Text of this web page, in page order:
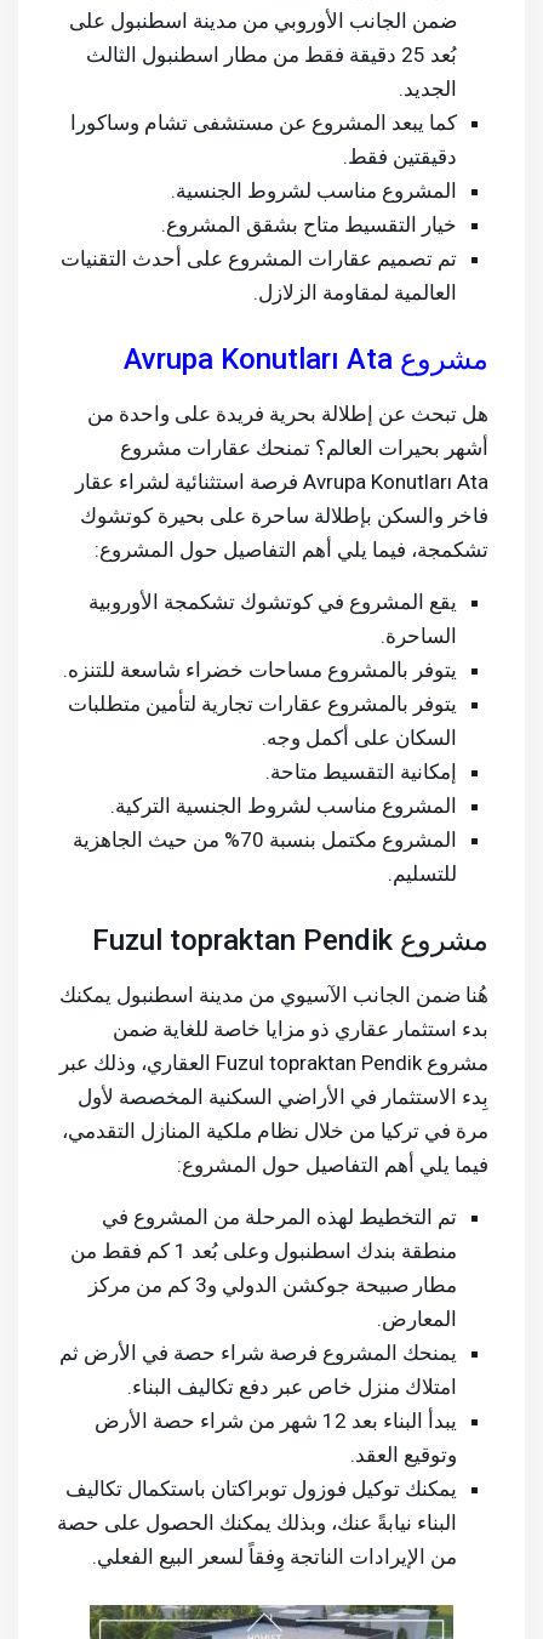
ضمن الجانب الأوروبي من مدينة اسطنبول على
بُعد 25 دقيقة فقط من مطار اسطنبول الثالث
الجديد.
كما يبعد المشروع عن مستشفى تشام وساكورا
دقيقتين فقط.
المشروع مناسب لشروط الجنسية.
خيار التقسيط متاح بشقق المشروع.
تم تصميم عقارات المشروع على أحدث التقنيات
العالمية لمقاومة الزلازل.
مشروع Avrupa Konutları Ata
هل تبحث عن إطلالة بحرية فريدة على واحدة من
أشهر بحيرات العالم؟ تمنحك عقارات مشروع
Avrupa Konutları Ata فرصة استثنائية لشراء عقار
فاخر والسكن بإطلالة ساحرة على بحيرة كوتشوك
تشكمجة، فيما يلي أهم التفاصيل حول المشروع:
يقع المشروع في كوتشوك تشكمجة الأوروبية
الساحرة.
يتوفر بالمشروع مساحات خضراء شاسعة للتنزه.
يتوفر بالمشروع عقارات تجارية لتأمين متطلبات
السكان على أكمل وجه.
إمكانية التقسيط متاحة.
المشروع مناسب لشروط الجنسية التركية.
المشروع مكتمل بنسبة 70% من حيث الجاهزية
للتسليم.
مشروع Fuzul topraktan Pendik
هُنا ضمن الجانب الآسيوي من مدينة اسطنبول يمكنك
بدء استثمار عقاري ذو مزايا خاصة للغاية ضمن
مشروع Fuzul topraktan Pendik العقاري، وذلك عبر
بِدء الاستثمار في الأراضي السكنية المخصصة لأول
مرة في تركيا من خلال نظام ملكية المنازل التقدمي،
فيما يلي أهم التفاصيل حول المشروع:
تم التخطيط لهذه المرحلة من المشروع في
منطقة بندك اسطنبول وعلى بُعد 1 كم فقط من
مطار صبيحة جوكشن الدولي و3 كم من مركز
المعارض.
يمنحك المشروع فرصة شراء حصة في الأرض ثم
امتلاك منزل خاص عبر دفع تكاليف البناء.
يبدأ البناء بعد 12 شهر من شراء حصة الأرض
وتوقيع العقد.
يمكنك توكيل فوزول توبراكتان باستكمال تكاليف
البناء نيابةً عنك، وبذلك يمكنك الحصول على حصة
من الإيرادات الناتجة وِفقاً لسعر البيع الفعلي.